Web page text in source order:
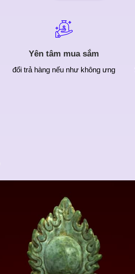
Yên tâm mua sắm
đổi trả hàng nếu như không ưng